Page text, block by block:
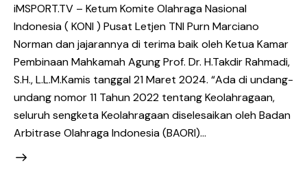
iMSPORT.TV – Ketum Komite Olahraga Nasional
Indonesia ( KONI ) Pusat Letjen TNI Purn Marciano
Norman dan jajarannya di terima baik oleh Ketua Kamar
Pembinaan Mahkamah Agung Prof. Dr. H.Takdir Rahmadi,
S.H., L.L.M.Kamis tanggal 21 Maret 2024. “Ada di undang-
undang nomor 11 Tahun 2022 tentang Keolahragaan,
seluruh sengketa Keolahragaan diselesaikan oleh Badan
Arbitrase Olahraga Indonesia (BAORI)…